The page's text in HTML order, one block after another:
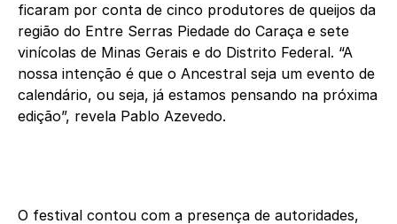
ficaram por conta de cinco produtores de queijos da
região do Entre Serras Piedade do Caraça e sete
vinícolas de Minas Gerais e do Distrito Federal. “A
nossa intenção é que o Ancestral seja um evento de
calendário, ou seja, já estamos pensando na próxima
edição”, revela Pablo Azevedo.
O festival contou com a presença de autoridades,